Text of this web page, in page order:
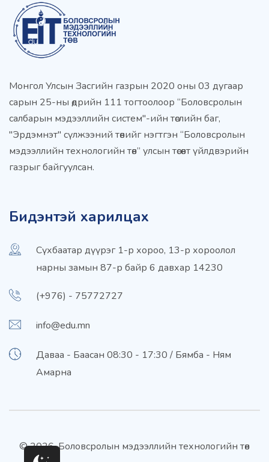
Монгол Улсын Засгийн газрын 2020 оны 03 дугаар
сарын 25-ны өдрийн 111 тогтоолоор “Боловсролын
салбарын мэдээллийн систем"-ийн төслийн баг,
"Эрдэмнэт" сүлжээний төвийг нэгтгэн “Боловсролын
мэдээллийн технологийн төв” улсын төсөвт үйлдвэрийн
газрыг байгуулсан.
Бидэнтэй харилцах
Сүхбаатар дүүрэг 1-р хороо, 13-р хороолол
нарны замын 87-р байр 6 давхар 14230
(+976) - 75772727
info@edu.mn
Даваа - Баасан 08:30 - 17:30 / Бямба - Ням
Амарна
© 2026. Боловсролын мэдээллийн технологийн төв